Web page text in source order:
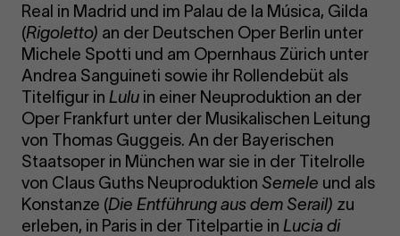
Real in Madrid und im Palau de la Música, Gilda
(Rigoletto) an der Deutschen Oper Berlin unter
Michele Spotti und am Opernhaus Zürich unter
Andrea Sanguineti sowie ihr Rollendebüt als
Titelfigur in Lulu in einer Neuproduktion an der
Oper Frankfurt unter der Musikalischen Leitung
von Thomas Guggeis. An der Bayerischen
Staatsoper in München war sie in der Titelrolle
von Claus Guths Neuproduktion Semele und als
Konstanze (Die Entführung aus dem Serail) zu
erleben, in Paris in der Titelpartie in Lucia di